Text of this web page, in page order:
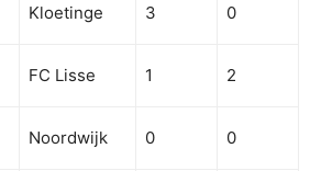
Kloetinge 3 0
FC Lisse 1 2
Noordwijk 0 0